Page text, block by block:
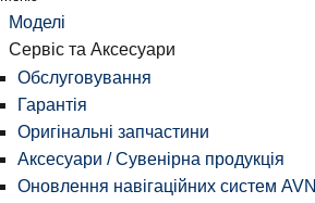
Моделі
Сервіс та Аксесуари
Обслуговування
Гарантія
Оригінальні запчастини
Аксесуари / Сувенірна продукція
Оновлення навігаційних систем AVN